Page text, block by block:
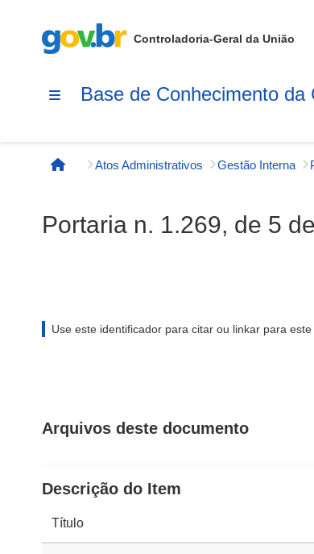
Controladoria-Geral da União
Base de Conhecimento da
Página inicial
Atos Administrativos Gestão Interna
Portaria n. 1.269, de 5
Use este identificador para citar ou linkar para este
Arquivos deste documento
Descrição do Item
Título